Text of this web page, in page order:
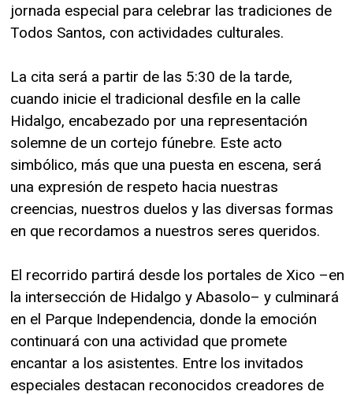
jornada especial para celebrar las tradiciones de
Todos Santos, con actividades culturales.
La cita será a partir de las 5:30 de la tarde,
cuando inicie el tradicional desfile en la calle
Hidalgo, encabezado por una representación
solemne de un cortejo fúnebre. Este acto
simbólico, más que una puesta en escena, será
una expresión de respeto hacia nuestras
creencias, nuestros duelos y las diversas formas
en que recordamos a nuestros seres queridos.
El recorrido partirá desde los portales de Xico –en
la intersección de Hidalgo y Abasolo– y culminará
en el Parque Independencia, donde la emoción
continuará con una actividad que promete
encantar a los asistentes. Entre los invitados
especiales destacan reconocidos creadores de